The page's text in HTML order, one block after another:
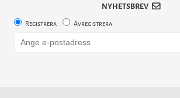
NYHETSBREV
Registrera Avregistrera